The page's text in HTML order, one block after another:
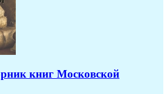
книг Московской